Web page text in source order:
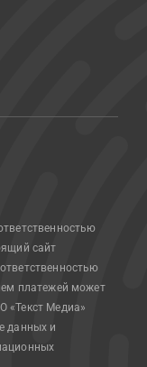
сайт
платежей может
«Текст Медиа»
данных и